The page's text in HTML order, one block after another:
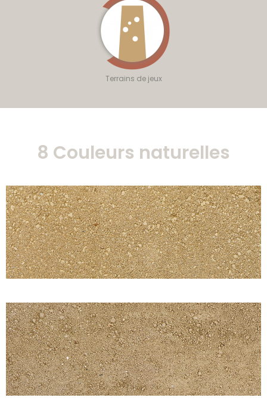
Terrains de jeux
8 Couleurs naturelles